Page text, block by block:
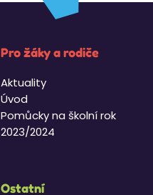
Pro žáky a rodiče
Aktuality
Úvod
Pomůcky na školní rok
2023/2024
Ostatní